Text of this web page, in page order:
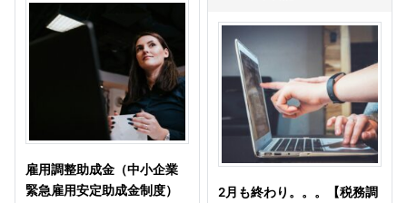
雇用調整助成金（中小企業
緊急雇用安定助成金制度）
2月も終わり。。。【税務調